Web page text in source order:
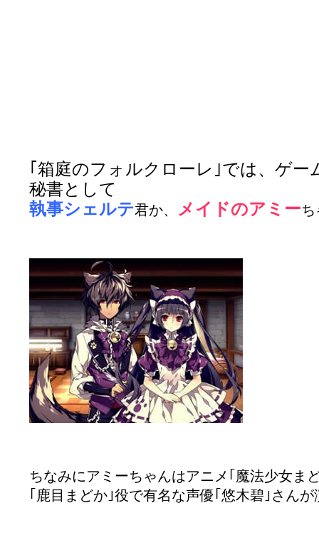
｢箱庭のフォルクローレ｣では、ゲ
秘書として
執事シェルテ君か、 メイドのアミー
ちなみにアミーちゃんはアニメ｢魔法少女ま
｢鹿目まどか｣役で有名な声優｢悠木碧｣さん